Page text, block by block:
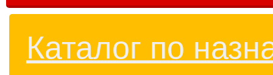
Каталог по